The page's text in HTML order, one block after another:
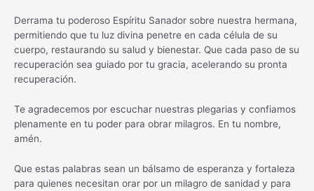
Derrama tu poderoso Espíritu Sanador sobre nuestra hermana,
permitiendo que tu luz divina penetre en cada célula de su
cuerpo, restaurando su salud y bienestar. Que cada paso de su
recuperación sea guiado por tu gracia, acelerando su pronta
recuperación.
Te agradecemos por escuchar nuestras plegarias y confiamos
plenamente en tu poder para obrar milagros. En tu nombre,
amén.
Que estas palabras sean un bálsamo de esperanza y fortaleza
para quienes necesitan orar por un milagro de sanidad y para